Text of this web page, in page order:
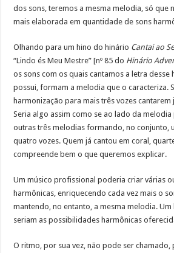
dos sons, teremos a mesma melodia, só que
mais elaborada em quantidade de sons
Olhando para um hino do hinário Cantai ao
“Lindo és Meu Mestre” [nº 85 do Hinário
os sons com os quais cantamos a letra desse
possui, formam a melodia que o caracteriza.
harmonização para mais três vozes cantarem
Seria algo assim como se ao lado da
outras três melodias formando, no conjunto,
quatro vozes. Quem já cantou em coral,
compreende bem o que queremos explicar.
Um músico profissional poderia criar várias
harmônicas, enriquecendo cada vez mais o
mantendo, no entanto, a mesma melodia.
seriam as possibilidades harmônicas
O ritmo, por sua vez, não pode ser chamado,